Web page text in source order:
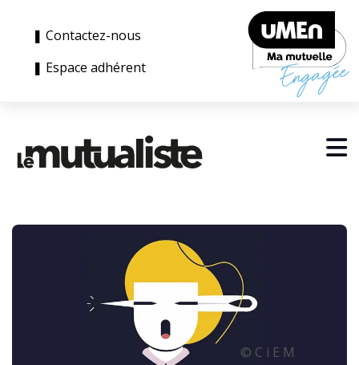
❚ Contactez-nous
❚ Espace adhérent
© C i E M